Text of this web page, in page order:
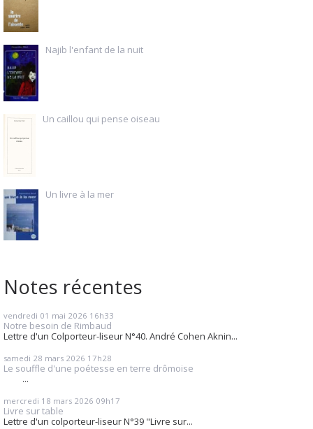
Najib l'enfant de la nuit
Un caillou qui pense oiseau
Un livre à la mer
Notes récentes
vendredi 01 mai 2026 16h33
Notre besoin de Rimbaud
Lettre d'un Colporteur-liseur N°40. André Cohen Aknin...
samedi 28 mars 2026 17h28
Le souffle d'une poétesse en terre drômoise
...
mercredi 18 mars 2026 09h17
Livre sur table
Lettre d'un colporteur-liseur N°39 "Livre sur...